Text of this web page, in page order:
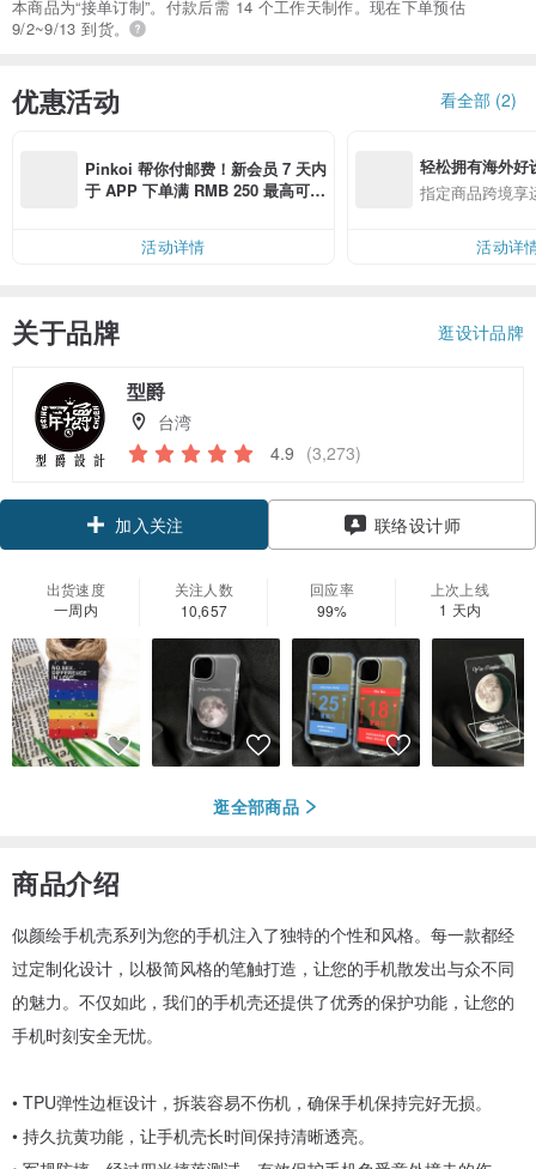
本商品为“接单订制”。付款后需 14 个工作天制作。现在下单预估
9/2~9/13 到货。
优惠活动 看全部 (2)
Pinkoi 帮你付邮费！新会员 7 天内
于 APP 下单满 RMB 250 最高可折
活动详情
轻松拥有海外好
指定商品跨境享
活动详
关于品牌 逛设计品牌
型爵
台湾
4.9 (3,273)
加入关注 联络设计师
出货速度
一周内
关注人数
10,657
回应率
99%
上次上线
1 天内
逛全部商品
商品介绍
似颜绘手机壳系列为您的手机注入了独特的个性和风格。每一款都经
过定制化设计，以极简风格的笔触打造，让您的手机散发出与众不同
的魅力。不仅如此，我们的手机壳还提供了优秀的保护功能，让您的
手机时刻安全无忧。
• TPU弹性边框设计，拆装容易不伤机，确保手机保持完好无损。
• 持久抗黄功能，让手机壳长时间保持清晰透亮。